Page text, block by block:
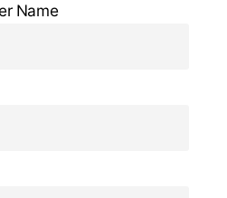
Name